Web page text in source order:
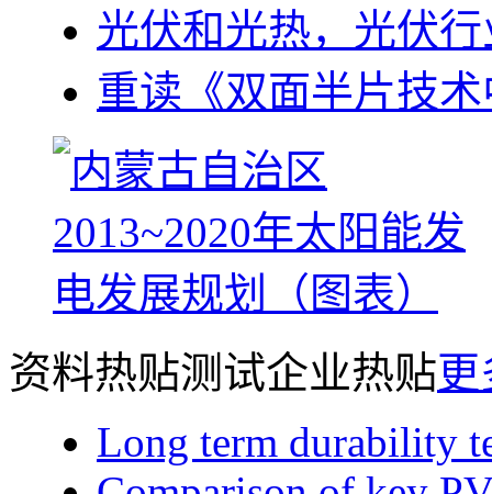
光伏和光热，光伏
重读《双面半片技
资料热贴测试企业热贴更
Long term durability